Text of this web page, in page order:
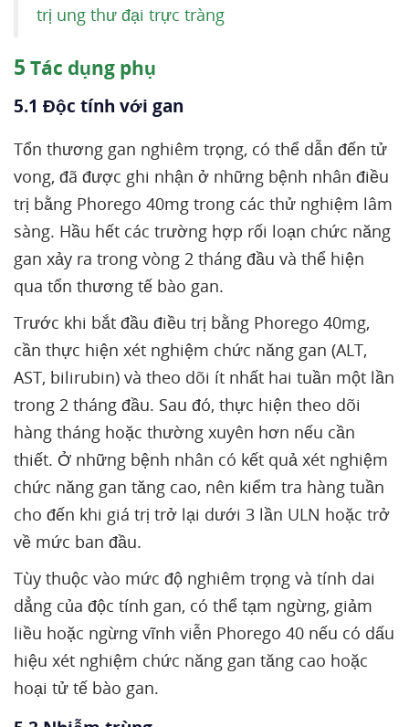
trị ung thư đại trực tràng
5 Tác dụng phụ
5.1 Độc tính với gan
Tổn thương gan nghiêm trọng, có thể dẫn đến tử
vong, đã được ghi nhận ở những bệnh nhân điều
trị bằng Phorego 40mg trong các thử nghiệm lâm
sàng. Hầu hết các trường hợp rối loạn chức năng
gan xảy ra trong vòng 2 tháng đầu và thể hiện
qua tổn thương tế bào gan.
Trước khi bắt đầu điều trị bằng Phorego 40mg,
cần thực hiện xét nghiệm chức năng gan (ALT,
AST, bilirubin) và theo dõi ít nhất hai tuần một lần
trong 2 tháng đầu. Sau đó, thực hiện theo dõi
hàng tháng hoặc thường xuyên hơn nếu cần
thiết. Ở những bệnh nhân có kết quả xét nghiệm
chức năng gan tăng cao, nên kiểm tra hàng tuần
cho đến khi giá trị trở lại dưới 3 lần ULN hoặc trở
về mức ban đầu.
Tùy thuộc vào mức độ nghiêm trọng và tính dai
dẳng của độc tính gan, có thể tạm ngừng, giảm
liều hoặc ngừng vĩnh viễn Phorego 40 nếu có dấu
hiệu xét nghiệm chức năng gan tăng cao hoặc
hoại tử tế bào gan.